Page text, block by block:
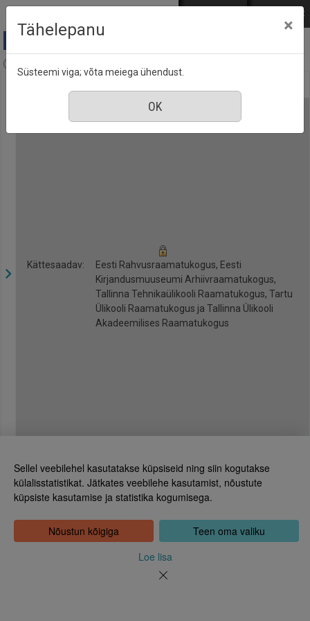
Mine põhisisu juurde
РУС
Kättesaadav:
Eesti Rahvusraamatukogus, Eesti
Kirjandusmuuseumi Arhiivraamatukogus,
Tallinna Tehnikaülikooli Raamatukogus, Tartu
Ülikooli Raamatukogus ja Tallinna Ülikooli
Akadeemilises Raamatukogus
Eesti Rahvusraamatukogu
Kontakt: 6307 100
dea@rara.ee
Tutvustus
Teen oma valiku
Nõustun kõigiga
Loe lisa
Sellel veebilehel kasutatakse küpsiseid ning siin kogutakse
külalisstatistikat. Jätkates veebilehe kasutamist, nõustute
küpsiste kasutamise ja statistika kogumisega.
Tähelepanu ×
Süsteemi viga; võta meiega ühendust.